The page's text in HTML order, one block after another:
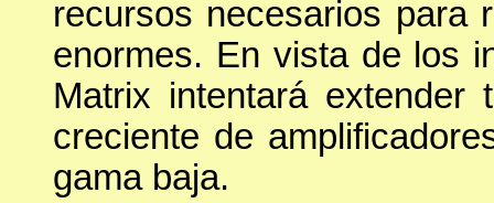
recursos necesarios para
enormes. En vista de los
Matrix intentará extender
creciente de
gama baja.